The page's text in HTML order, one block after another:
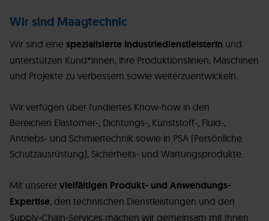
Wir sind Maagtechnic
Wir sind eine spezialisierte Industriedienstleisterin und
unterstützen Kund*innen, ihre Produktionslinien, Maschinen
und Projekte zu verbessern sowie weiterzuentwickeln.
Wir verfügen über fundiertes Know-how in den
Bereichen Elastomer-, Dichtungs-, Kunststoff-, Fluid-,
Antriebs- und Schmiertechnik sowie in PSA (Persönliche
Schutzausrüstung), Sicherheits- und Wartungsprodukte.
Mit unserer vielfältigen Produkt- und Anwendungs-
Expertise, den technischen Dienstleistungen und den
Supply-Chain-Services machen wir gemeinsam mit Ihnen